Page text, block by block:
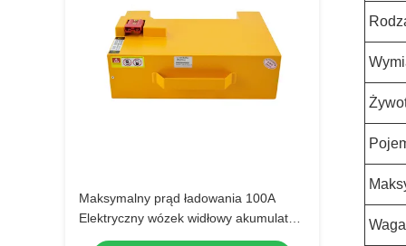
Maksymalny prąd ładowania 100A
Elektryczny wózek widłowy akumulator
48V napięcie dla optymalnej
Waga